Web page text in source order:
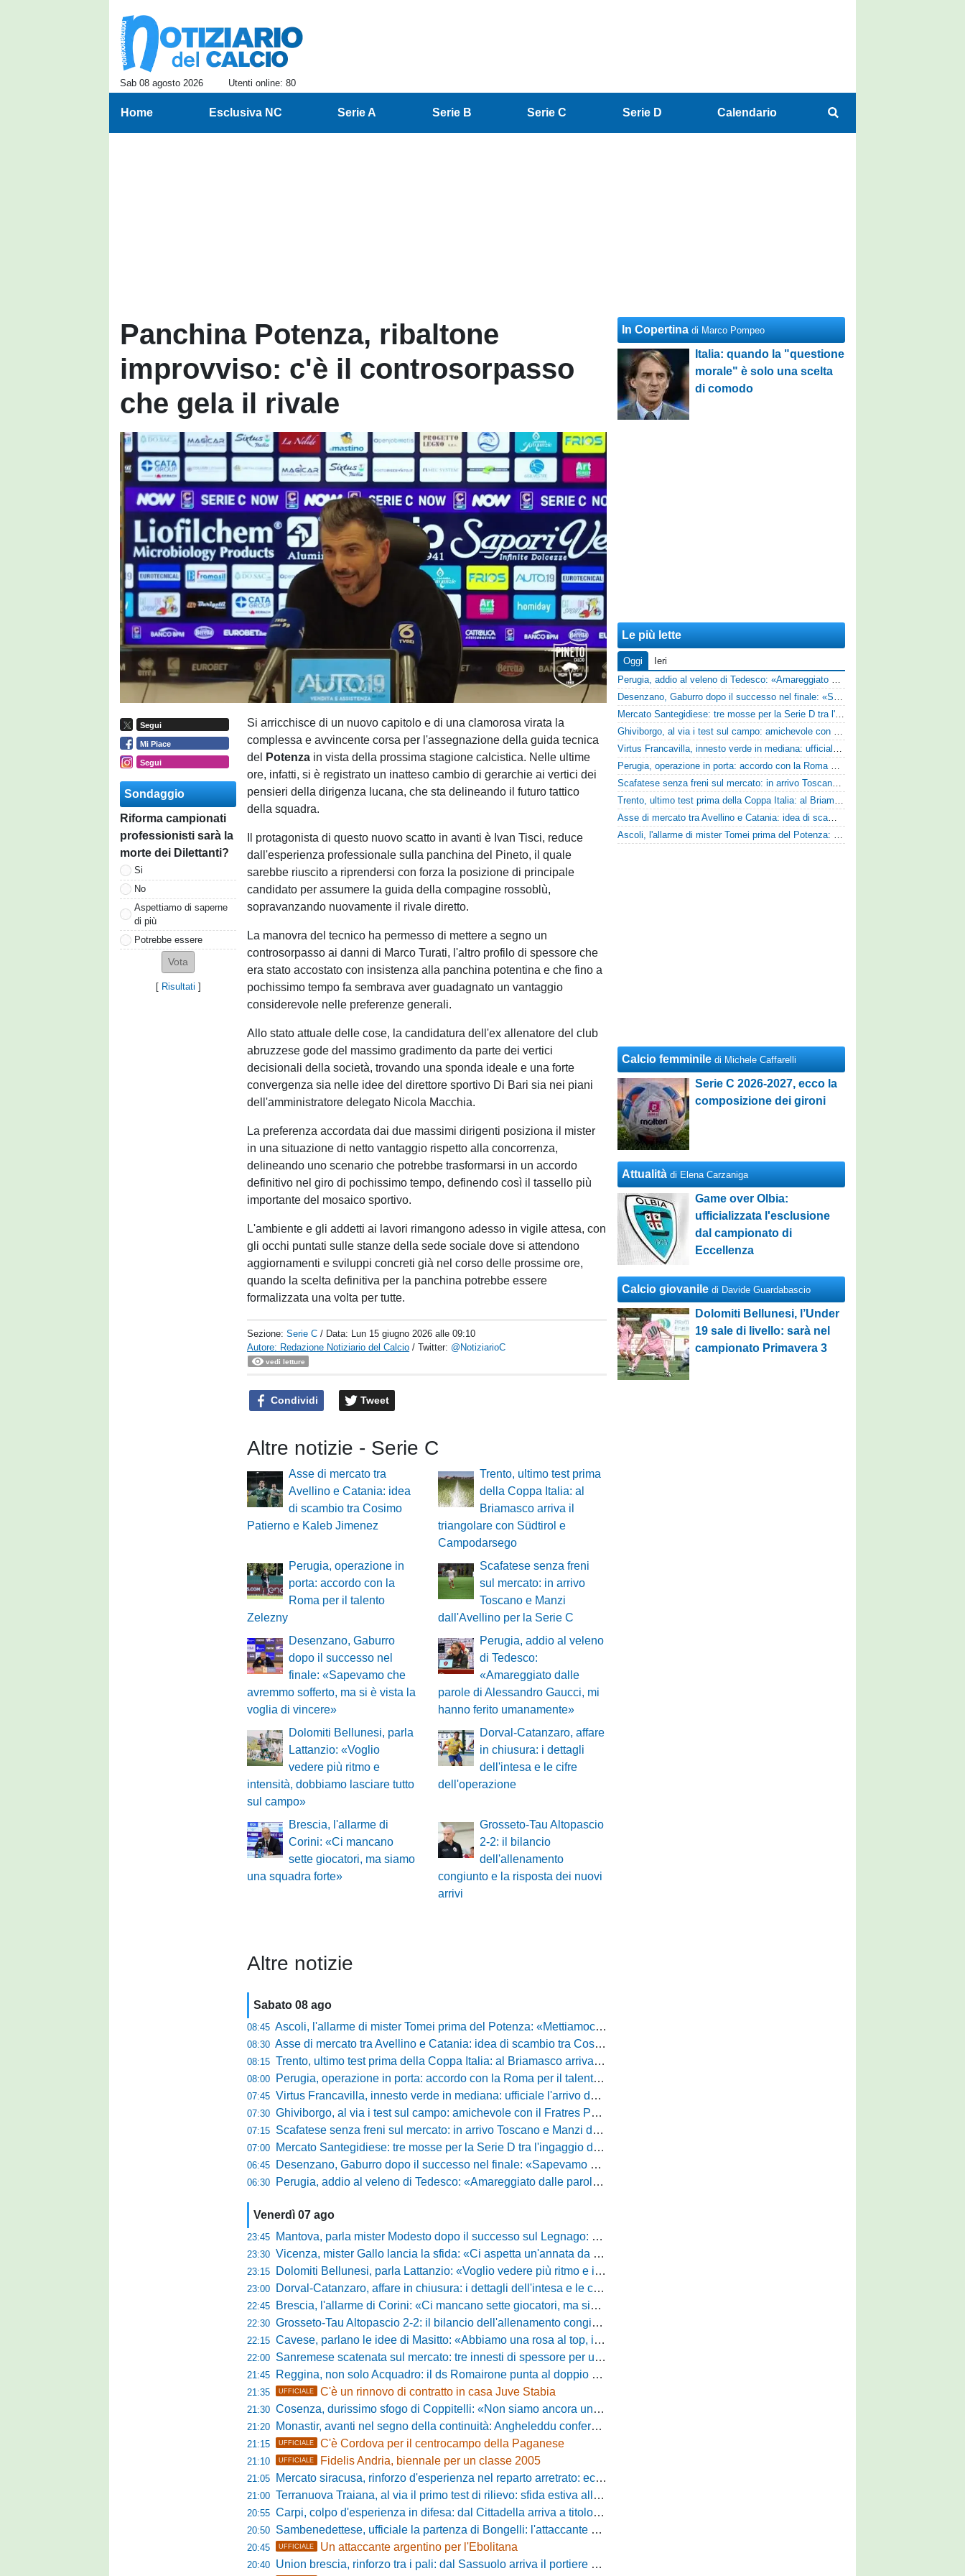
Sab 08 agosto 2026 Utenti online: 80
Home Esclusiva NC Serie A Serie B Serie C Serie D Calendario
Panchina Potenza, ribaltone
improvviso: c'è il controsorpasso
che gela il rivale
Segui
Mi Piace
Segui
Sondaggio
Riforma campionati
professionisti sarà la
morte dei Dilettanti?
Si
No
Aspettiamo di saperne
di più
Potrebbe essere
[ Risultati ]
Si arricchisce di un nuovo capitolo e di una clamorosa virata la
complessa e avvincente corsa per l'assegnazione della guida tecnica
del
Potenza in vista della prossima stagione calcistica. Nelle ultime
ore, infatti, si è registrato un inatteso cambio di gerarchie ai vertici dei
pensieri della dirigenza lucana, che sta delineando il futuro tattico
della squadra.
Il protagonista di questo nuovo scatto in avanti è Ivan Tisci, reduce
dall'esperienza professionale sulla panchina del Pineto, il quale
sarebbe riuscito a riprendersi con forza la posizione di principale
candidato per assumere la guida della compagine rossoblù,
sopravanzando nuovamente il rivale diretto.
La manovra del tecnico ha permesso di mettere a segno un
controsorpasso ai danni di Marco Turati, l'altro profilo di spessore che
era stato accostato con insistenza alla panchina potentina e che fino a
pochissimo tempo fa sembrava aver guadagnato un vantaggio
considerevole nelle preferenze generali.
Allo stato attuale delle cose, la candidatura dell'ex allenatore del club
abruzzese gode del massimo gradimento da parte dei vertici
decisionali della società, trovando una sponda ideale e una forte
convergenza sia nelle idee del direttore sportivo Di Bari sia nei piani
dell'amministratore delegato Nicola Macchia.
La preferenza accordata dai due massimi dirigenti posiziona il mister
in una situazione di netto vantaggio rispetto alla concorrenza,
delineando uno scenario che potrebbe trasformarsi in un accordo
definitivo nel giro di pochissimo tempo, definendo così il tassello più
importante del mosaico sportivo.
L'ambiente e gli addetti ai lavori rimangono adesso in vigile attesa, con
gli occhi puntati sulle stanze della sede sociale dove si attendono
aggiornamenti e sviluppi concreti già nel corso delle prossime ore,
quando la scelta definitiva per la panchina potrebbe essere
formalizzata una volta per tutte.
Sezione:Serie C / Data: Lun 15 giugno 2026 alle 09:10
Autore: Redazione Notiziario del Calcio / Twitter: @NotiziarioC
vedi letture
Condividi Tweet
Altre notizie - Serie C
Asse di mercato tra
Avellino e Catania: idea
di scambio tra Cosimo
Patierno e Kaleb Jimenez
Trento, ultimo test prima
della Coppa Italia: al
Briamasco arriva il
triangolare con Südtirol e
Campodarsego
Perugia, operazione in
porta: accordo con la
Roma per il talento
Zelezny
Scafatese senza freni
sul mercato: in arrivo
Toscano e Manzi
dall'Avellino per la Serie C
Desenzano, Gaburro
dopo il successo nel
finale: «Sapevamo che
avremmo sofferto, ma si è vista la
voglia di vincere»
Perugia, addio al veleno
di Tedesco:
«Amareggiato dalle
parole di Alessandro Gaucci, mi
hanno ferito umanamente»
Dolomiti Bellunesi, parla
Lattanzio: «Voglio
vedere più ritmo e
intensità, dobbiamo lasciare tutto
sul campo»
Dorval-Catanzaro, affare
in chiusura: i dettagli
dell'intesa e le cifre
dell'operazione
Brescia, l'allarme di
Corini: «Ci mancano
sette giocatori, ma siamo
una squadra forte»
Grosseto-Tau Altopascio
2-2: il bilancio
dell'allenamento
congiunto e la risposta dei nuovi
arrivi
Altre notizie
Sabato 08 ago
08:45 Ascoli, l'allarme di mister Tomei prima del Potenza: «Mettiamoci l'elmetto, l'obiettivo è la salvezza e non dobbiamo vendere fumo!»
08:30 Asse di mercato tra Avellino e Catania: idea di scambio tra Cosimo Patierno e Kaleb Jimenez
08:15 Trento, ultimo test prima della Coppa Italia: al Briamasco arriva il triangolare con Südtirol e Campodarsego
08:00 Perugia, operazione in porta: accordo con la Roma per il talento Zelezny
07:45 Virtus Francavilla, innesto verde in mediana: ufficiale l'arrivo del classe 2008 Gianluca Ajello
07:30 Ghiviborgo, al via i test sul campo: amichevole con il Fratres Perignano e sguardo al nuovo girone E
07:15 Scafatese senza freni sul mercato: in arrivo Toscano e Manzi dall'Avellino per la Serie C
07:00 Mercato Santegidiese: tre mosse per la Serie D tra l'ingaggio di Diakhate e due rinnovi chiave
06:45 Desenzano, Gaburro dopo il successo nel finale: «Sapevamo che avremmo sofferto, ma si è vista la voglia di vincere»
06:30 Perugia, addio al veleno di Tedesco: «Amareggiato dalle parole di Alessandro Gaucci, mi hanno ferito umanamente»
Venerdì 07 ago
23:45 Mantova, parla mister Modesto dopo il successo sul Legnago: "Buona tenuta nervosa, ma dobbiamo migliorare"
23:30 Vicenza, mister Gallo lancia la sfida: «Ci aspetta un'annata da protagonisti in B, ma qui nessuno ha il posto fisso»
23:15 Dolomiti Bellunesi, parla Lattanzio: «Voglio vedere più ritmo e intensità, dobbiamo lasciare tutto sul campo»
23:00 Dorval-Catanzaro, affare in chiusura: i dettagli dell'intesa e le cifre dell'operazione
22:45 Brescia, l'allarme di Corini: «Ci mancano sette giocatori, ma siamo una squadra forte»
22:30 Grosseto-Tau Altopascio 2-2: il bilancio dell'allenamento congiunto e la risposta dei nuovi arrivi
22:15 Cavese, parlano le idee di Masitto: «Abbiamo una rosa al top, il pubblico del Lamberti ci spingerà lontano»
22:00 Sanremese scatenata sul mercato: tre innesti di spessore per un attacco da sogni
21:45 Reggina, non solo Acquadro: il ds Romairone punta al doppio colpo Baldan-Volpicelli
21:35 UFFICIALE C'è un rinnovo di contratto in casa Juve Stabia
21:30 Cosenza, durissimo sfogo di Coppitelli: «Non siamo ancora una squadra, ora serve tirare una riga!»
21:20 Monastir, avanti nel segno della continuità: Angheleddu confermato in panchina, in attacco arriva Loru
21:15 UFFICIALE C'è Cordova per il centrocampo della Paganese
21:10 UFFICIALE Fidelis Andria, biennale per un classe 2005
21:05 Mercato siracusa, rinforzo d'esperienza nel reparto arretrato: ecco Orlando
21:00 Terranuova Traiana, al via il primo test di rilievo: sfida estiva allo Zecchini con il Grosseto
20:55 Carpi, colpo d'esperienza in difesa: dal Cittadella arriva a titolo definitivo Riccardo Gatti
20:50 Sambenedettese, ufficiale la partenza di Bongelli: l'attaccante passa in Serie D
20:45 UFFICIALE Un attaccante argentino per l'Ebolitana
20:40 Union brescia, rinforzo tra i pali: dal Sassuolo arriva il portiere Gioele Zacchi
In Copertina di Marco Pompeo
Italia: quando la "questione
morale" è solo una scelta
di comodo
Le più lette
Oggi
Ieri
Perugia, addio al veleno di Tedesco: «Amareggiato dalle parole di Alessandro Gaucci, mi hanno ferito umanamente»
Desenzano, Gaburro dopo il successo nel finale: «Sapevamo che avremmo sofferto, ma si è vista la voglia di vincere»
Mercato Santegidiese: tre mosse per la Serie D tra l'ingaggio di Diakhate e due rinnovi chiave
Ghiviborgo, al via i test sul campo: amichevole con il Fratres Perignano e sguardo al nuovo girone E
Virtus Francavilla, innesto verde in mediana: ufficiale l'arrivo del classe 2008 Gianluca Ajello
Perugia, operazione in porta: accordo con la Roma per il talento Zelezny
Scafatese senza freni sul mercato: in arrivo Toscano e Manzi dall'Avellino per la Serie C
Trento, ultimo test prima della Coppa Italia: al Briamasco arriva il triangolare con Südtirol e Campodarsego
Asse di mercato tra Avellino e Catania: idea di scambio tra Cosimo Patierno e Kaleb Jimenez
Ascoli, l'allarme di mister Tomei prima del Potenza: «Mettiamoci l'elmetto, l'obiettivo è la salvezza e non dobbiamo vendere fumo!»
Calcio femminile di Michele Caffarelli
Serie C 2026-2027, ecco la
composizione dei gironi
Attualità di Elena Carzaniga
Game over Olbia:
ufficializzata l'esclusione
dal campionato di
Eccellenza
Calcio giovanile di Davide Guardabascio
Dolomiti Bellunesi, l’Under
19 sale di livello: sarà nel
campionato Primavera 3